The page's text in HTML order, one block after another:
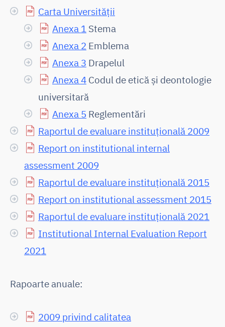
Carta Universității
Anexa 1 Stema
Anexa 2 Emblema
Anexa 3 Drapelul
Anexa 4 Codul de etică și deontologie
universitară
Anexa 5 Reglementări
Raportul de evaluare instituţională 2009
Report on institutional internal
assessment 2009
Raportul de evaluare instituţională 2015
Report on institutional assessment 2015
Raportul de evaluare instituțională 2021
Institutional Internal Evaluation Report
2021
Rapoarte anuale:
2009 privind calitatea